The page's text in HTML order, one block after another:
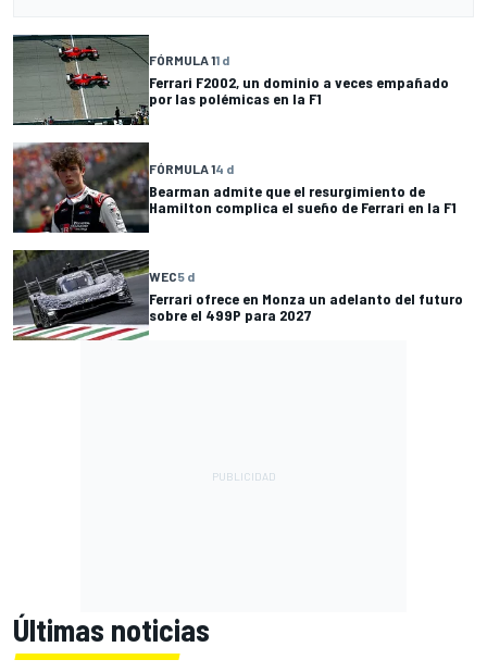
FÓRMULA 11 d
Ferrari F2002, un dominio a veces empañado
por las polémicas en la F1
FÓRMULA 14 d
Bearman admite que el resurgimiento de
Hamilton complica el sueño de Ferrari en la F1
WEC5 d
Ferrari ofrece en Monza un adelanto del futuro
sobre el 499P para 2027
Últimas noticias